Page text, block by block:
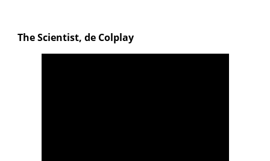
The Scientist, de Colplay